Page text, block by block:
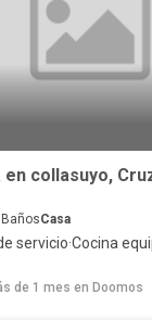
en collasuyo,
BañosCasa
servicio·Cocina
de 1 mes en Doomos